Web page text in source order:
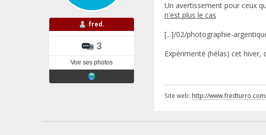
fred.
3
Voir ses photos
Un avertissement pour ceux
n'est plus le cas
[...]/02/photographie-
Expérimenté (hélas) cet
Site web: http://